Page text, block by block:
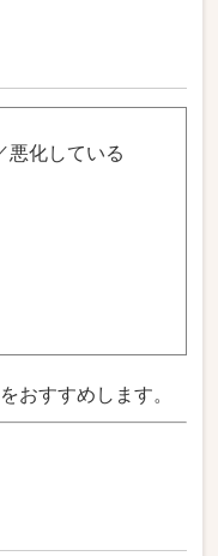
悪化している
おすすめします。